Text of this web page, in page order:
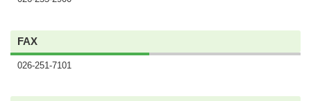
FAX
026-251-7101